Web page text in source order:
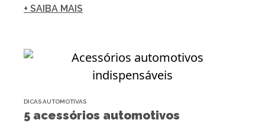
+ SAIBA MAIS
DICAS AUTOMOTIVAS
5 acessórios automotivos